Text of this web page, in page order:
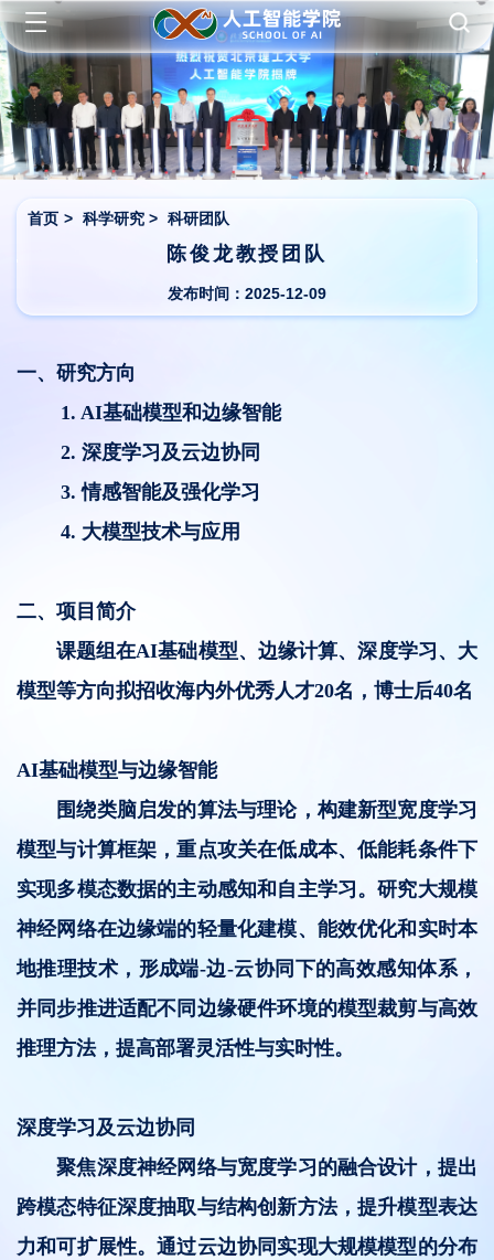
首页 > 科学研究 > 科研团队
陈俊龙教授团队
发布时间：2025-12-09
一、研究方向
1. AI基础模型和边缘智能
2. 深度学习及云边协同
3.情感智能及强化学习
4. 大模型技术与应用
二、项目简介
课题组在AI基础模型、边缘计算、深度学习、大
模型等方向拟招收海内外优秀人才20名，博士后40名
AI基础模型与边缘智能
围绕类脑启发的算法与理论，构建新型宽度学习
模型与计算框架，重点攻关在低成本、低能耗条件下
实现多模态数据的主动感知和自主学习。研究大规模
神经网络在边缘端的轻量化建模、能效优化和实时本
地推理技术，形成端-边-云协同下的高效感知体系，
并同步推进适配不同边缘硬件环境的模型裁剪与高效
推理方法，提高部署灵活性与实时性。
深度学习及云边协同
聚焦深度神经网络与宽度学习的融合设计，提出
跨模态特征深度抽取与结构创新方法，提升模型表达
力和可扩展性。通过云边协同实现大规模模型的分布